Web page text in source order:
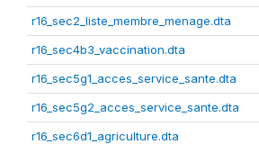
r16_sec2_liste_membre_menage.dta
r16_sec4b3_vaccination.dta
r16_sec5g1_acces_service_sante.dta
r16_sec5g2_acces_service_sante.dta
r16_sec6d1_agriculture.dta